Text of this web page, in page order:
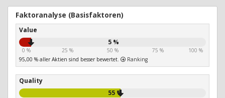
Faktoranalyse (Basisfaktoren)
Value
5 %
0 % 25 % 50 % 75 %
100 %
95,00 % aller Aktien sind besser bewertet.
Ranking
Quality
55 %